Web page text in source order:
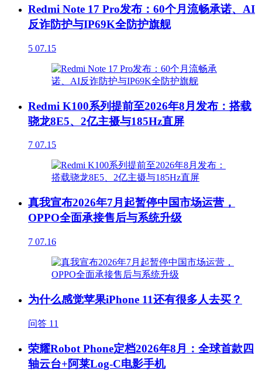
Redmi Note 17 Pro发布：60个月流畅承诺、AI
反诈防护与IP69K全防护旗舰
5 07.15
Redmi K100系列提前至2026年8月发布：搭载
骁龙8E5、2亿主摄与185Hz直屏
7 07.15
真我宣布2026年7月起暂停中国市场运营，
OPPO全面承接售后与系统升级
7 07.16
为什么感觉苹果iPhone 11还有很多人去买？
问答 11
荣耀Robot Phone定档2026年8月：全球首款四
轴云台+阿莱Log-C电影手机